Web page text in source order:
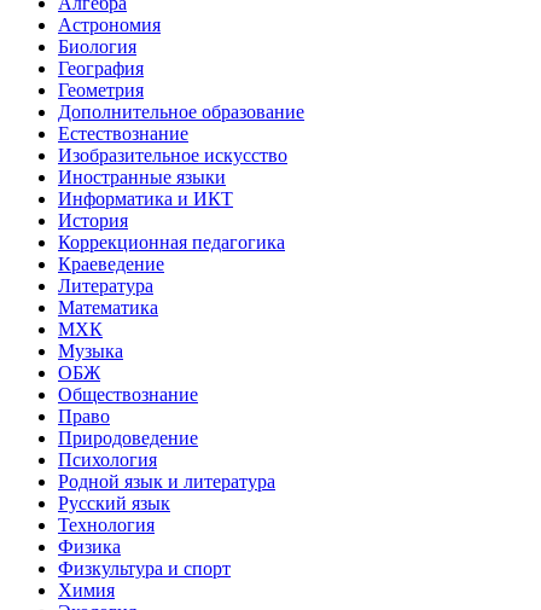
Астрономия
Биология
География
Геометрия
Дополнительное образование
Естествознание
Изобразительное искусство
Иностранные языки
Информатика и ИКТ
История
Коррекционная педагогика
Краеведение
Литература
Математика
МХК
Музыка
ОБЖ
Обществознание
Право
Природоведение
Психология
Родной язык и литература
Русский язык
Технология
Физика
Физкультура и спорт
Химия